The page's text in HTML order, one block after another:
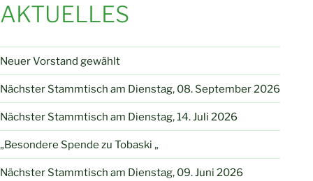
AKTUELLES
Neuer Vorstand gewählt
Nächster Stammtisch am Dienstag, 08. September 2026
Nächster Stammtisch am Dienstag, 14. Juli 2026
„Besondere Spende zu Tobaski „
Nächster Stammtisch am Dienstag, 09. Juni 2026